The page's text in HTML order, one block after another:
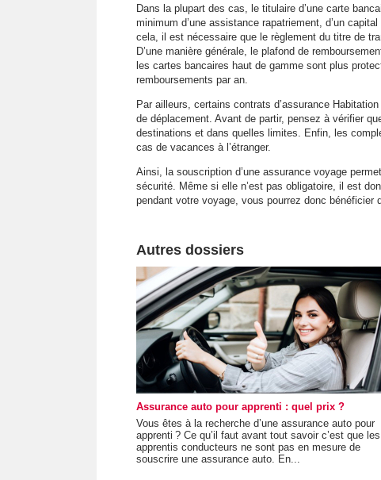
Dans la plupart des cas, le titulaire d’une carte
minimum d’une assistance rapatriement, d’un
cela, il est nécessaire que le règlement du titre de
D’une manière générale, le plafond de
les cartes bancaires haut de gamme sont plus
remboursements par an.
Par ailleurs, certains contrats d’assurance
de déplacement. Avant de partir, pensez à vérifier
destinations et dans quelles limites. Enfin, les
cas de vacances à l’étranger.
Ainsi, la souscription d’une assurance voyage
sécurité. Même si elle n’est pas obligatoire, il est
pendant votre voyage, vous pourrez donc bénéficier
Autres dossiers
Assurance auto pour apprenti : quel prix ?
Vous êtes à la recherche d’une assurance auto pour
apprenti ? Ce qu’il faut avant tout savoir c’est que les
apprentis conducteurs ne sont pas en mesure de
souscrire une assurance auto. En...